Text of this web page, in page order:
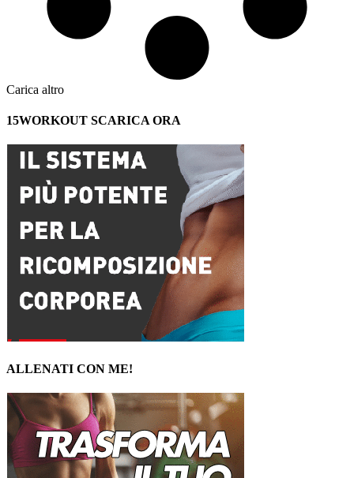
Carica altro
15WORKOUT SCARICA ORA
ALLENATI CON ME!